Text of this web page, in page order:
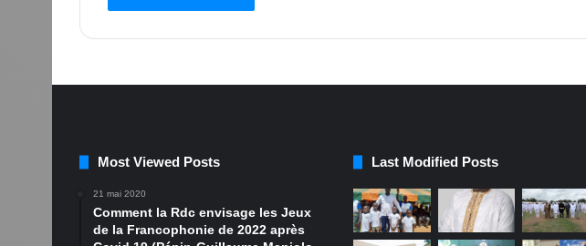
Most Viewed Posts
21 mai 2020
Comment la Rdc envisage les Jeux
de la Francophonie de 2022 après
Last Modified Posts